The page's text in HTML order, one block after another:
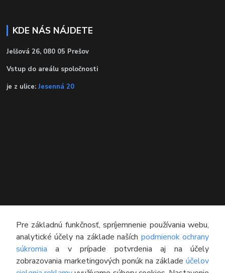
KDE NÁS NÁJDETE
Jelšová 26, 080 05 Prešov
Vstup do areálu spoločnosti
je z ulice: Jesenná 20
KONTAKT
Technický poradca
0948 609 608
(Po-Pia, 8:00-16:30)
Pre základnú funkčnosť, spríjemnenie používania webu,
analytické účely na základe naších podmienok ochrany
súkromia a v prípade potvrdenia aj na účely
zobrazovania marketingových ponúk na základeúčelov